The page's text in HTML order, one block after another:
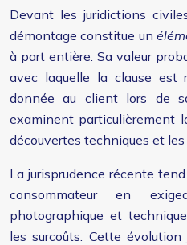
Devant les juridictions
démontage constitue un
à part entière. Sa valeur
avec laquelle la clause est
donnée au client lors de
examinent particulièrement
découvertes techniques et
La jurisprudence récente
consommateur en
photographique et
les surcoûts. Cette